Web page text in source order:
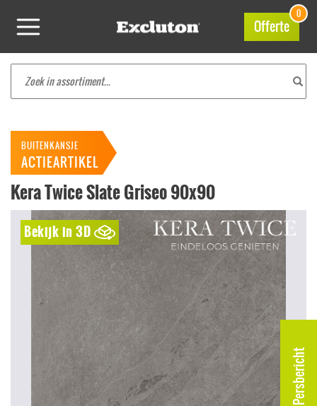
Persbericht
Offerte
0
BUITENKANSJE
ACTIEARTIKEL
Kera Twice Slate Griseo 90x90
Bekijk in 3D